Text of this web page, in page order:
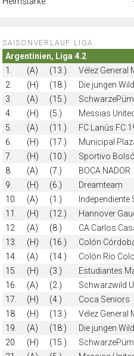
SAISONVERLAUF LIGA:
Argentinien, Liga 4.2
1.
(A) (13.) Vélez General
2.
(H) (18.) Die jungen
3.
(A) (15.)
4.
(H) (5.) Messias
5.
(A) (11.) FC Lanús FC
6.
(H) (17.) Municipal
7.
(H) (10.) Sportivo
8.
(A) (7.) BOCA NADOR
9.
(H) (6.) Dreamteam
10.
(A) (1.)
11.
(H) (12.) Hannover
12.
(A) (8.) CA Carlos
13.
(H) (16.) Colón
14.
(A) (14.) Colón Río
15.
(H) (3.) Estudiantes
16.
(A) (2.) Schwarzwild
17.
(H) (4.) Coca Seniors
18.
(H) (13.) Vélez General
19.
(A) (18.) Die jungen
20.
(H) (15.)